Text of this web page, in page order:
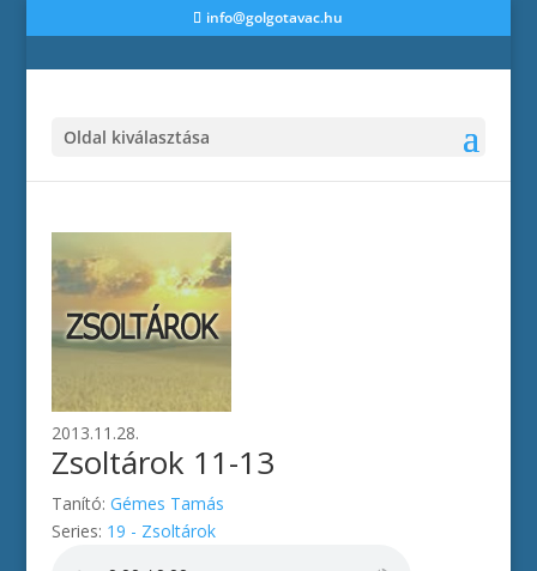
info@golgotavac.hu
Oldal kiválasztása
2013.11.28.
Zsoltárok 11-13
Tanító: Gémes Tamás
Series: 19 - Zsoltárok